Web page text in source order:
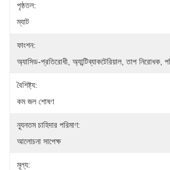
পৃষ্ঠতল:
ম্যাট
ফাংশন:
অ্যাসিড-প্রতিরোধী, অ্যান্টিব্যাকটেরিয়াল, তাপ নিরোধক,
বৈশিষ্ট্য:
কম জল শোষণ
ন্যূনতম চাহিদার পরিমাণ:
আলোচনা সাপেক্ষ
মূল্য: